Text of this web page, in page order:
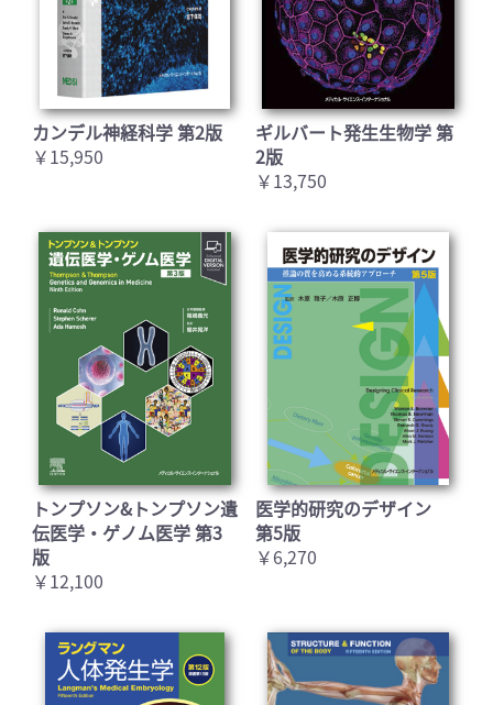
カンデル神経科学 第2版
￥15,950
ギルバート発生生物学 第
2版
￥13,750
トンプソン&トンプソン遺
伝医学・ゲノム医学 第3
版
￥12,100
医学的研究のデザイン
第5版
￥6,270